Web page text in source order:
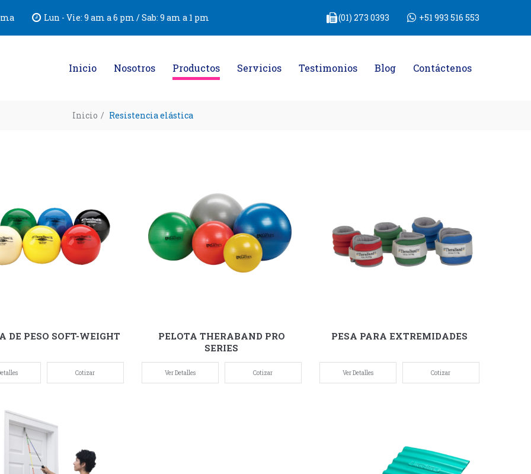
Lun - Vie: 9 am a 6 pm / Sab: 9 am a 1 pm +51 993 516 553
(01) 273 0393
Inicio Nosotros Productos Servicios Testimonios Blog Contáctenos
Inicio / Resistencia elástica
DE PESO SOFT-WEIGHT
Cotizar
PELOTA THERABAND PRO
SERIES
Ver Detalles Cotizar
PESA PARA EXTREMIDADES
Ver Detalles Cotizar